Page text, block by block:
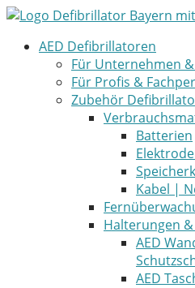
Zum
springenAED Defibrillatoren
Für Unternehmen
Für Profis &
Zubehör
Batterien
Kabel |
Halterungen
AED
AED